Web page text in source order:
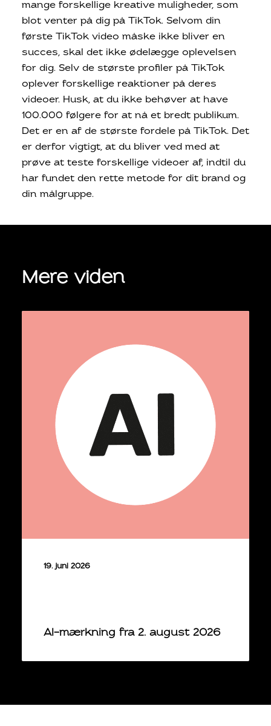
mange forskellige kreative muligheder, som
blot venter på dig på TikTok. Selvom din
første TikTok video måske ikke bliver en
succes, skal det ikke ødelægge oplevelsen
for dig. Selv de største profiler på TikTok
oplever forskellige reaktioner på deres
videoer. Husk, at du ikke behøver at have
100.000 følgere for at nå et bredt publikum.
Det er en af de største fordele på TikTok. Det
er derfor vigtigt, at du bliver ved med at
prøve at teste forskellige videoer af, indtil du
har fundet den rette metode for dit brand og
din målgruppe.
Mere viden
19. juni 2026
AI-mærkning fra 2. august 2026